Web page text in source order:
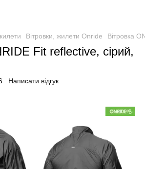
Вітровки, жилети Onride Вітровка
Fit reflective, сірий,
Написати відгук